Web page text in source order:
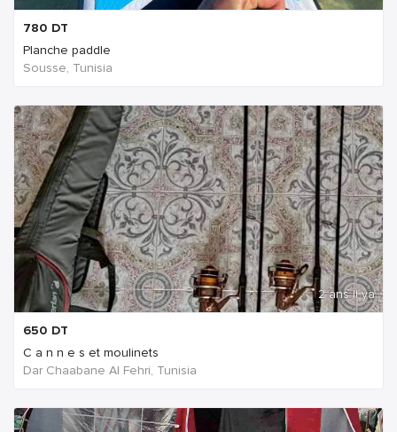
780 DT
Planche paddle
Sousse, Tunisia
2 ans Il ya
650 DT
C a n n e s et moulinets
Dar Chaabane Al Fehri, Tunisia